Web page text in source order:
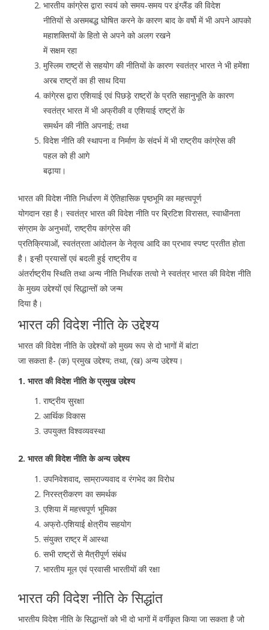
भारतीय कांग्रेस द्वारा स्वयं को समय-समय पर इंग्लैंड की विदेश
नीतियों से असमबद्ध घोषित करने के कारण बाद के वर्षो में भी अपने आपको
महाशक्तियों के हितो से अपने को अलग रखने
में सक्षम रहा
मुस्लिम राष्ट्रों से सहयोग की नीतियों के कारण स्वतंत्र भारत ने भी हमेंशा
अरब राष्ट्रों का ही साथ दिया
कांगे्रस द्वारा एशियाई एवं पिछड़े राष्ट्रों के प्रति सहानुभूति के कारण
स्वतंत्र भारत में भी अफ्रीकी व एशियाई राष्ट्रों के
समर्थन की नीति अपनाई; तथा
विदेश नीति की स्थापना व निर्माण के संदर्भ में भी राष्ट्रीय कांग्रेस की
पहल को ही आगे
बढ़ाया।
भारत की विदेश नीति निर्धारण में ऐतिहासिक पृष्ठभूमि का महत्त्वपूर्ण
योगदान रहा है। स्वतंत्र भारत की विदेश नीति पर ब्रिटिश विरासत, स्वाधीनता
संग्राम के अनुभवों, राष्ट्रीय कांग्रेस की
प्रतिक्रियाओं, स्वतंत्रता आंदोलन के नेतृत्व आदि का प्रभाव स्पष्ट प्रतीत होता
है। इन्ही प्रयासों एवं बदली हुई राष्ट्रीय व
अंतर्राष्ट्रीय स्थिति तथा अन्य नीति निर्धारक तत्वो ने स्वतंत्र भारत की विदेश नीति
के मुख्य उद्देश्यों एवं सिद्धान्तों को जन्म
दिया है।
भारत की विदेश नीति के उद्देश्य
भारत की विदेश नीति के उद्देश्यों को मुख्य रूप से दो भागों में बांटा
जा सकता है- (क) प्रमुख उद्देश्य; तथा, (ख) अन्य उद्देश्य।
1. भारत की विदेश नीति के प्रमुख उद्देश्य
राष्ट्रीय सुरक्षा
आर्थिक विकास
उपयुक्त विश्वव्यवस्था
2. भारत की विदेश नीति के अन्य उद्देश्य
उपनिवेशवाद, साम्राज्यवाद व रंगभेद का विरोध
निरस्त्रीकरण का समर्थक
एशिया में महत्त्वपूर्ण भूमिका
अफ्रो-एशियाई क्षेत्रीय सहयोग
संयुक्त राष्ट्र में आस्था
सभी राष्ट्रों से मैत्रीपूर्ण संबंध
भारतीय मूल एवं प्रवासी भारतीयों की रक्षा
भारत की विदेश नीति के सिद्धांत
भारतीय विदेश नीति के सिद्धान्तों को भी दो भागों में वर्गीकृत किया जा सकता है जो